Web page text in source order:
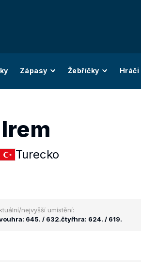
Zápasy Žebříčky Hráči
Turecko
nejvyšší umístění:
645. / 632.čtyřhra: 624. / 619.